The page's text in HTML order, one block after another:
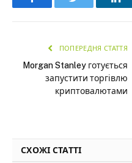
ПОПЕРЕДНЯ СТАТТЯ
Morgan Stanley готується
запустити торгівлю
криптовалютами
СХОЖІ СТАТТІ